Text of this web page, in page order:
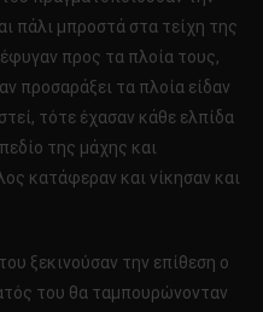
πάλι μπροστά στα τείχη της
προς τα πλοία τους,
προσαράξει τα πλοία είδαν
τότε έχασαν κάθε ελπίδα
της μάχης και
κατάφεραν και νίκησαν και
ξεκινούσαν την επίθεση ο
του θα ταμπουρώνονταν